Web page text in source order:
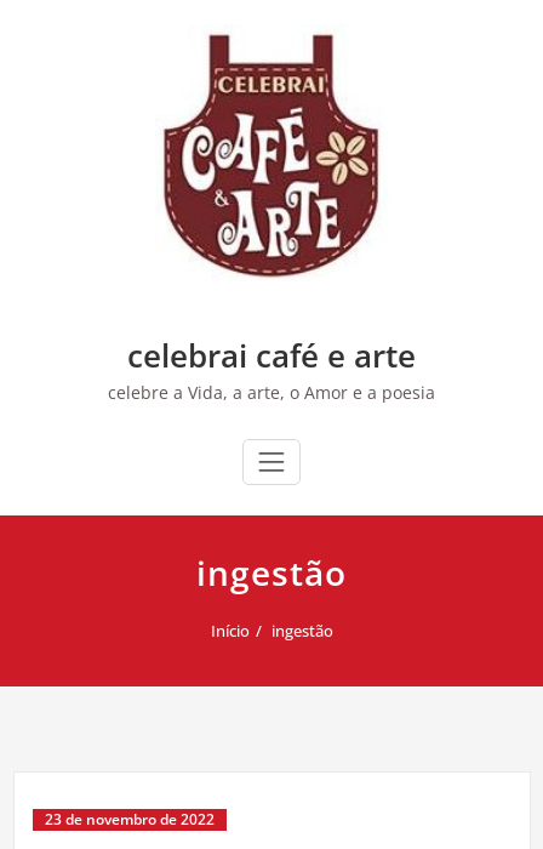
celebrai café e arte
celebre a Vida, a arte, o Amor e a poesia
ingestão
Início ingestão
23 de novembro de 2022